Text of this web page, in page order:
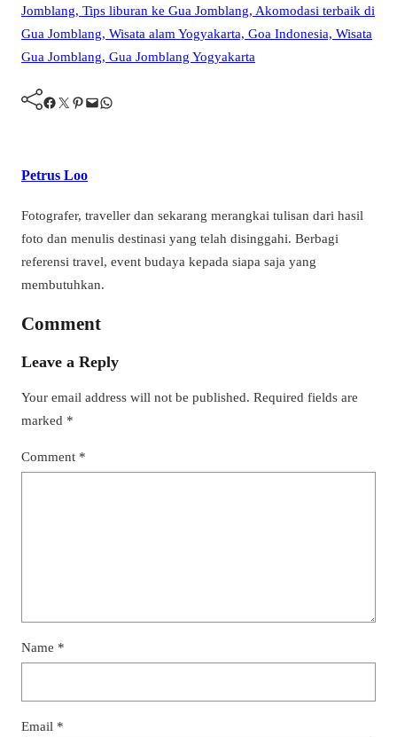
Facebook Twitter Pinterest Mail WhatsApp
Petrus Loo
Fotografer, traveller dan sekarang merangkai tulisan dari hasil
foto dan menulis destinasi yang telah disinggahi. Berbagi
referensi travel, event budaya kepada siapa saja yang
membutuhkan.
Comment
Leave a Reply
Your email address will not be published. Required fields are
marked *
Comment *
Name *
Email *